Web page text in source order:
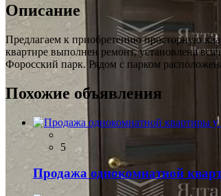
Описание
Предлагаем к приобретению просторную
квартире выполнен ремонт, установлена
Форосский парк. Рядом с парком
Похожие объявления
5
Продажа однокомнатной